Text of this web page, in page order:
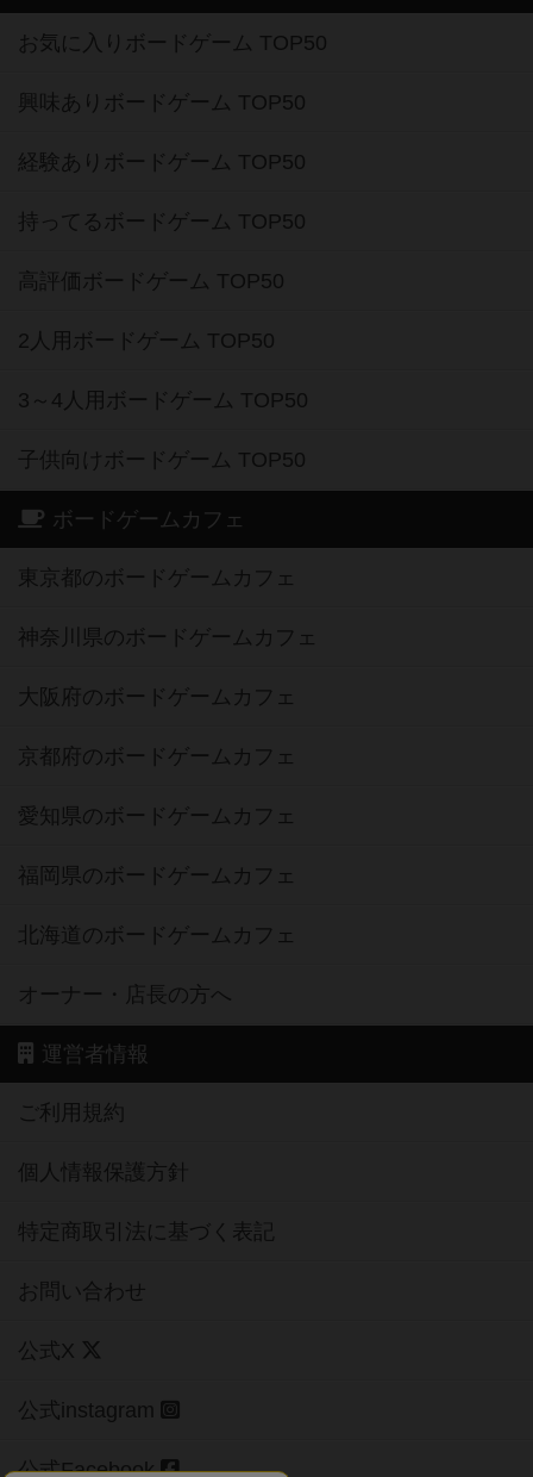
お気に入りボードゲーム TOP50
興味ありボードゲーム TOP50
経験ありボードゲーム TOP50
持ってるボードゲーム TOP50
高評価ボードゲーム TOP50
2人用ボードゲーム TOP50
3～4人用ボードゲーム TOP50
子供向けボードゲーム TOP50
ボードゲームカフェ
東京都のボードゲームカフェ
神奈川県のボードゲームカフェ
大阪府のボードゲームカフェ
京都府のボードゲームカフェ
愛知県のボードゲームカフェ
福岡県のボードゲームカフェ
北海道のボードゲームカフェ
オーナー・店長の方へ
運営者情報
ご利用規約
個人情報保護方針
特定商取引法に基づく表記
お問い合わせ
公式X
公式instagram
公式Facebook